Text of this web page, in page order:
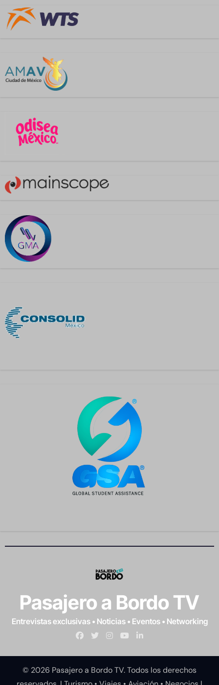
Pasajero a Bordo TV
Entrevistas exclusivas • Noticias • Eventos • Networking
© 2026 Pasajero a Bordo TV. Todos los derechos